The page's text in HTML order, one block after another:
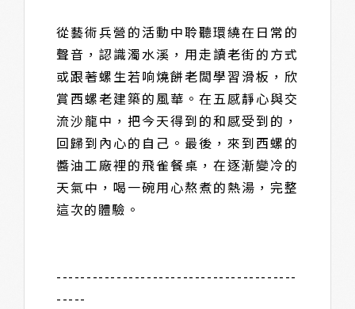
從藝術兵營的活動中聆聽環繞在日常的
聲音，認識濁水溪，用走讀老街的方式
或跟著螺生若响燒餅老闆學習滑板，欣
賞西螺老建築的風華。在五感靜心與交
流沙龍中，把今天得到的和感受到的，
回歸到內心的自己。最後，來到西螺的
醬油工廠裡的飛雀餐桌，在逐漸變冷的
天氣中，喝一碗用心熬煮的熱湯，完整
這次的體驗。
----------------------------------------
-----